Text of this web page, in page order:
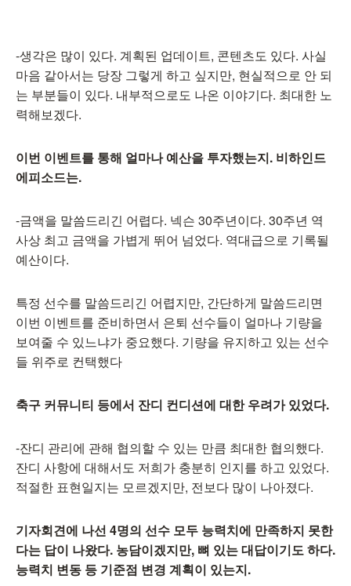
-생각은 많이 있다. 계획된 업데이트, 콘텐츠도 있다. 사실
마음 같아서는 당장 그렇게 하고 싶지만, 현실적으로 안 되
는 부분들이 있다. 내부적으로도 나온 이야기다. 최대한 노
력해보겠다.
이번 이벤트를 통해 얼마나 예산을 투자했는지. 비하인드
에피소드는.
-금액을 말씀드리긴 어렵다. 넥슨 30주년이다. 30주년 역
사상 최고 금액을 가볍게 뛰어 넘었다. 역대급으로 기록될
예산이다.
특정 선수를 말씀드리긴 어렵지만, 간단하게 말씀드리면
이번 이벤트를 준비하면서 은퇴 선수들이 얼마나 기량을
보여줄 수 있느냐가 중요했다. 기량을 유지하고 있는 선수
들 위주로 컨택했다
축구 커뮤니티 등에서 잔디 컨디션에 대한 우려가 있었다.
-잔디 관리에 관해 협의할 수 있는 만큼 최대한 협의했다.
잔디 사항에 대해서도 저희가 충분히 인지를 하고 있었다.
적절한 표현일지는 모르겠지만, 전보다 많이 나아졌다.
기자회견에 나선 4명의 선수 모두 능력치에 만족하지 못한
다는 답이 나왔다. 농담이겠지만, 뼈 있는 대답이기도 하다.
능력치 변동 등 기준점 변경 계획이 있는지.